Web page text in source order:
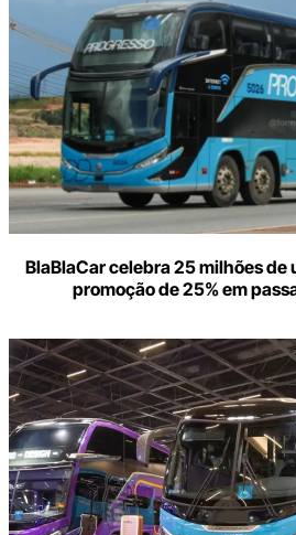
BlaBlaCar celebra 25 milhões de
promoção de 25% em